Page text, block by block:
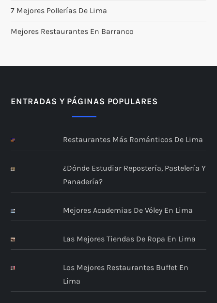
7 Mejores Pollerías De Lima
Mejores Restaurantes En Barranco
ENTRADAS Y PÁGINAS POPULARES
Restaurantes Más Románticos De Lima
¿Dónde Estudiar Repostería, Pastelería Y
Panadería?
Mejores Academias De Vóley En Lima
Las Mejores Tiendas De Ropa En Lima
Los Mejores Restaurantes Buffet En
Lima